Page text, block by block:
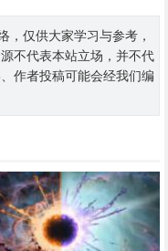
，仅供大家学习与参考，
不代表本站立场，并不代
作者投稿可能会经我们编